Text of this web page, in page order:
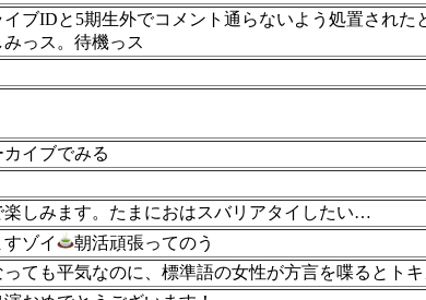
ブIDと5期生外でコメント通らないよう処置され
っス。待機っス
イブでみる
しみます。たまにおはスバリアタイしたい…
ゾイ
朝活頑張ってのう
ても平気なのに、標準語の女性が方言を喋るとト